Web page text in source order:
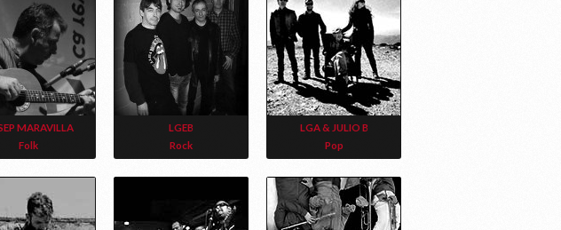
MARAVILLA
Folk
LGEB
Rock
LGA & JULIO B
Pop